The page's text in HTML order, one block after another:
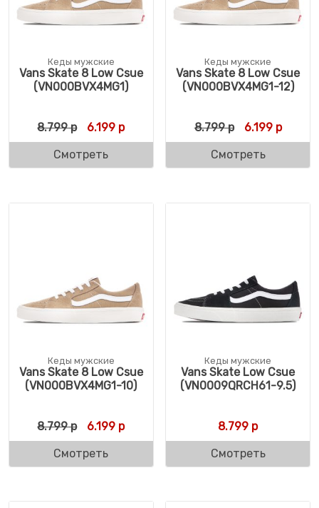
Кеды мужские
Vans Skate 8 Low Csue
(VN000BVX4MG1)
8.799р Первоначальная цена составляла 8.799
6.199 рТекущая цена: 6.199 р.
Смотреть
Кеды мужские
Vans Skate 8 Low Csue
(VN000BVX4MG1-12)
8.799р 6.199р
Смотреть
Кеды мужские
Vans Skate 8 Low Csue
(VN000BVX4MG1-10)
8.799р Первоначальная цена составляла 8.799
6.199 рТекущая цена: 6.199 р.
Смотреть
Кеды мужские
Vans Skate Low Csue
(VN0009QRCH61-9.5)
8.799 р
Смотреть